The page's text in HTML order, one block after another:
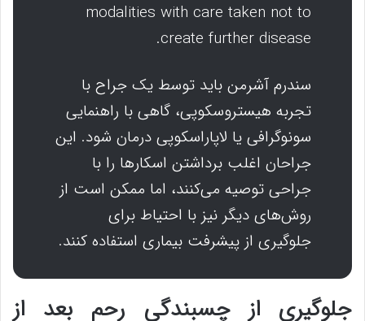
modalities with care taken not to
create further disease.
سندرم آشرمن باید توسط یک جراح با
تجربه هیستروسکوپی، گاهی با راهنمایی
سونوگرافی یا لاپاراسکوپی درمان شود. این
جراحان اغلب برداشتن اسکارها را با
جراحی توصیه می‌کنند، اما ممکن است از
روش‌های دیگر نیز با احتیاط برای
جلوگیری از پیشرفت بیماری استفاده کنند.
جلوگیری از چسبندگی رحم بعد از